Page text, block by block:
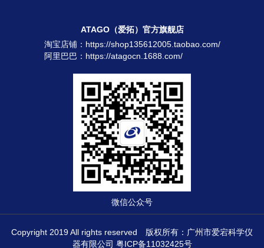
ATAGO（爱拓）官方旗舰店
淘宝店铺： https://shop135612005.taobao.com/
阿里巴巴： https://atagocn.1688.com/
微信公众号
Copyright 2019 All rights reserved 版权所有：广州市爱宕科学仪
器有限公司 粤ICP备11032425号